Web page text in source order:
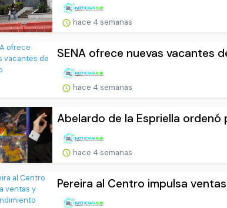
hace 4 semanas
SENA ofrece nuevas vacantes
hace 4 semanas
Abelardo de la Espriella ordenó
hace 4 semanas
Pereira al Centro impulsa